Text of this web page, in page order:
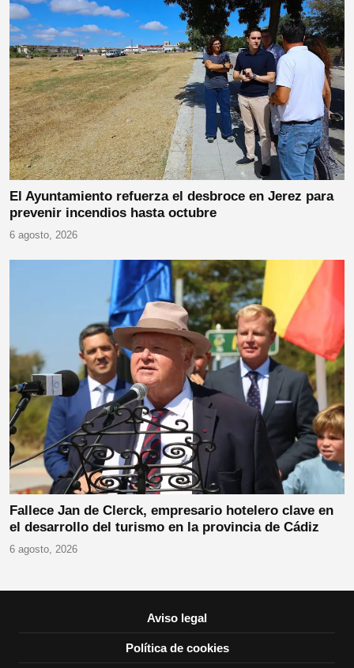
El Ayuntamiento refuerza el desbroce en Jerez para
prevenir incendios hasta octubre
6 agosto, 2026
Fallece Jan de Clerck, empresario hotelero clave en
el desarrollo del turismo en la provincia de Cádiz
6 agosto, 2026
Aviso legal
Política de cookies